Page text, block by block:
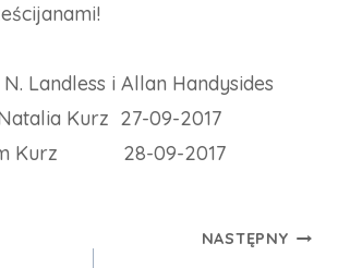
Landless i Allan Handysides
Kurz 27-09-2017
Kurz 28-09-2017
NASTĘPNY